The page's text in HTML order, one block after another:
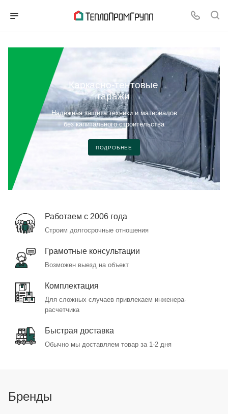
Каркасно-тентовые
гаражи
Надежная защита техники и материалов
без капитального строительства
ПОДРОБНЕЕ
Работаем с 2006 года
Строим долгосрочные отношения
Грамотные консультации
Возможен выезд на объект
Комплектация
Для сложных случаев привлекаем инженера-
расчетчика
Быстрая доставка
Обычно мы доставляем товар за 1-2 дня
Бренды